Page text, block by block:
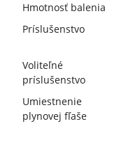
Hmotnosť balenia
Príslušenstvo
Voliteľné
príslušenstvo
Umiestnenie
plynovej fľaše